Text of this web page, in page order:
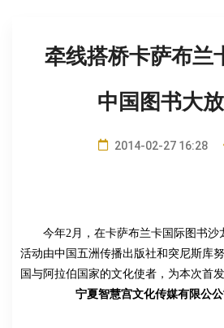
牵线搭桥卡萨布兰
中国图书大
2014-02-27 16:28
今年2月，在卡萨布兰卡国际图书
活动由中国五洲传播出版社和突尼斯库
国与阿拉伯国家的文化使者，为本次首发
宁夏智慧宫文化传媒有限公公